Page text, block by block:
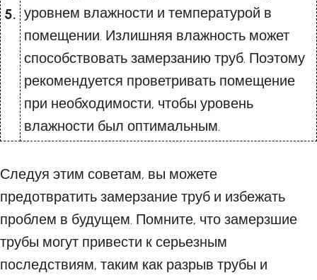
5. уровнем влажности и температурой в
помещении. Излишняя влажность может
способствовать замерзанию труб. Поэтому
рекомендуется проветривать помещение
при необходимости, чтобы уровень
влажности был оптимальным.
Следуя этим советам, вы можете
предотвратить замерзание труб и избежать
проблем в будущем. Помните, что замерзшие
трубы могут привести к серьезным
последствиям, таким как разрыв трубы и